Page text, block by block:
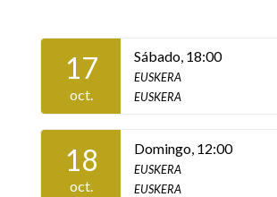
17
oct.
Sábado, 18:00
EUSKERA
EUSKERA
18
oct.
Domingo, 12:00
EUSKERA
EUSKERA